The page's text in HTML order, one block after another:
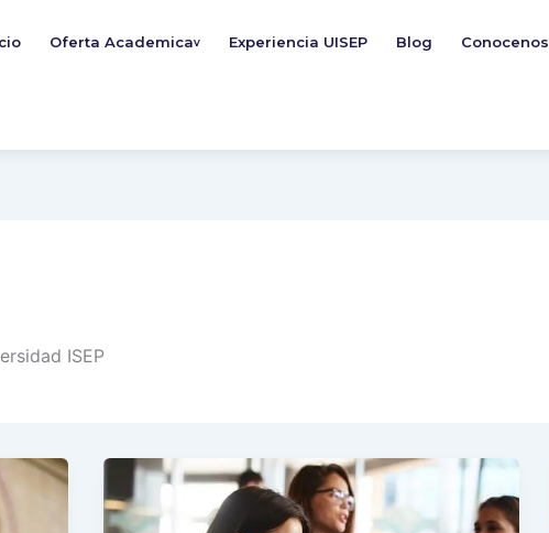
Oferta Academicav Experiencia UISEP Blog Conocenos
ISEP